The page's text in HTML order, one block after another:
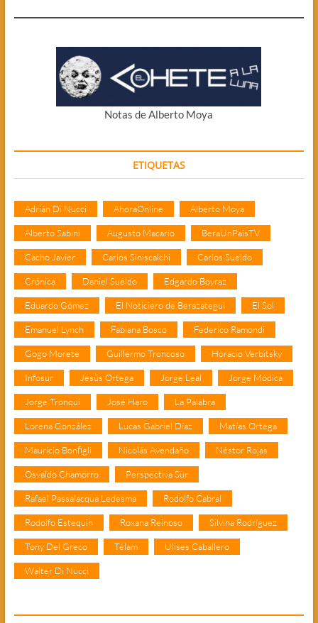
Notas de Alberto Moya
ETIQUETAS
Adrián Di Nucci AhoraOnline Alberto Moya
Alberto Sabini Augusto Macario BeraUnPaisTV
Cacho Javier Carlos Siniscalchi Carlos Sueldo
Crónica Daniel Sueldo Edgardo Boyraz
Eduardo Gómez El Noticiero de Berazategui El Sol
Emanuel Lynch Fabiana Bosco Federico Ramondi
Gogo Morete Guillermo Troncoso Horacio Verbitsky
Infosur Jesús Ortega Jorge Leal Jorge Módica
Jorge Tronqui José Haro La Palabra
Lorena González Lucas Gabriel Díaz Matías Ortega
Mauricio Bonfigli Nicolás Avendaño Néstor Rojas
Osvaldo Chamorro Perspectiva Sur
Rafael Passalacqua Ledesma Rodolfo Cabral
Rodolfo Estequin Roxana Reinoso Silvina Rodríguez
Tony Del Greco Télam Ulises Caballero
Walter Di Nucci